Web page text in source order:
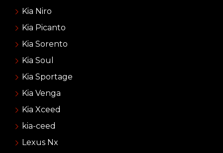
Kia Niro
Kia Picanto
Kia Sorento
Kia Soul
Kia Sportage
Kia Venga
Kia Xceed
kia-ceed
Lexus Nx